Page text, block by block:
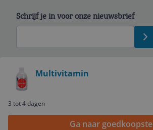
Multivitamin
3 tot 4 dagen
Ga naar goedkoopste
Schrijf je in voor onze nieuwsbrief
Service